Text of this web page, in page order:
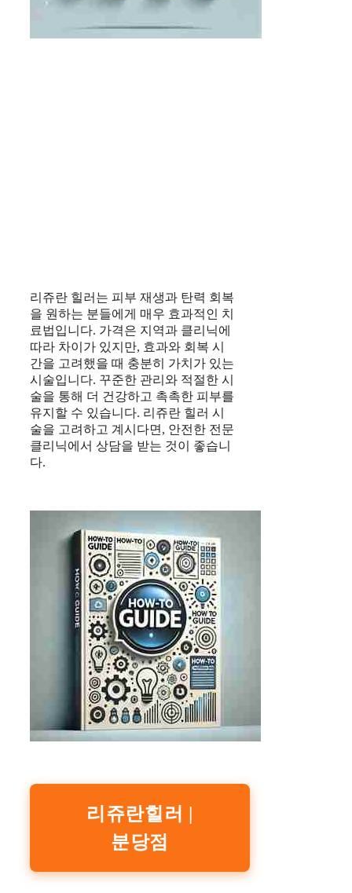
리쥬란 힐러는 피부 재생과 탄력 회복
을 원하는 분들에게 매우 효과적인 치
료법입니다. 가격은 지역과 클리닉에
따라 차이가 있지만, 효과와 회복 시
간을 고려했을 때 충분히 가치가 있는
시술입니다. 꾸준한 관리와 적절한 시
술을 통해 더 건강하고 촉촉한 피부를
유지할 수 있습니다. 리쥬란 힐러 시
술을 고려하고 계시다면, 안전한 전문
클리닉에서 상담을 받는 것이 좋습니
다.
리쥬란힐러 |
분당점